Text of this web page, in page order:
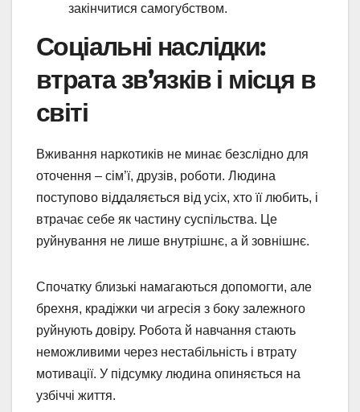
закінчитися самогубством.
Соціальні наслідки:
втрата зв’язків і місця в
світі
Вживання наркотиків не минає безслідно для
оточення – сім’ї, друзів, роботи. Людина
поступово віддаляється від усіх, хто її любить, і
втрачає себе як частину суспільства. Це
руйнування не лише внутрішнє, а й зовнішнє.
Спочатку близькі намагаються допомогти, але
брехня, крадіжки чи агресія з боку залежного
руйнують довіру. Робота й навчання стають
неможливими через нестабільність і втрату
мотивації. У підсумку людина опиняється на
узбіччі життя.